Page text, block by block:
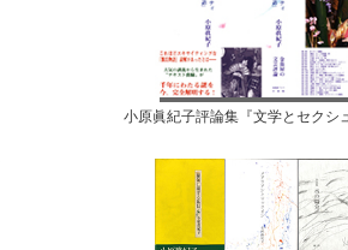
小原眞紀子評論集『文学とセクシ